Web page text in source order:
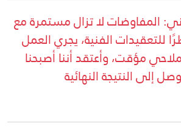
المفاوضات لا تزال مستمرة مع
للتعقيدات الفنية، يجري العمل
مؤقت، وأعتقد أننا أصبحنا
إلى النتيجة النهائية